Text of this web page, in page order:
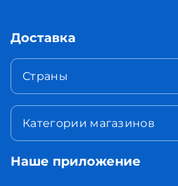
Доставка
Страны
Категории магазинов
Наше приложение